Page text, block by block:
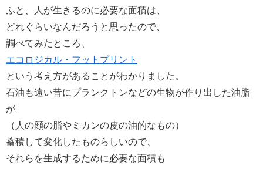
ふと、人が生きるのに必要な面積は、
どれぐらいなんだろうと思ったので、
調べてみたところ、
エコロジカル・フットプリント
という考え方があることがわかりました。
石油も遠い昔にプランクトンなどの生物が作り出した油脂
が
（人の顔の脂やミカンの皮の油的なもの）
蓄積して変化したものらしいので、
それらを生成するために必要な面積も